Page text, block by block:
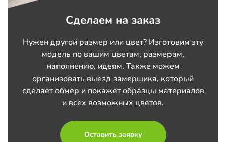
Сделаем на заказ
Нужен другой размер или цвет? Изготовим эту
модель по вашим цветам, размерам,
наполнению, идеям. Также можем
организовать выезд замерщика, который
сделает обмер и покажет образцы материалов
и всех возможных цветов.
Оставить заявку